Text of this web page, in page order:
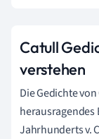
Catull
verstehen
Die Gedichte
herausragendes
Jahrhunderts v.